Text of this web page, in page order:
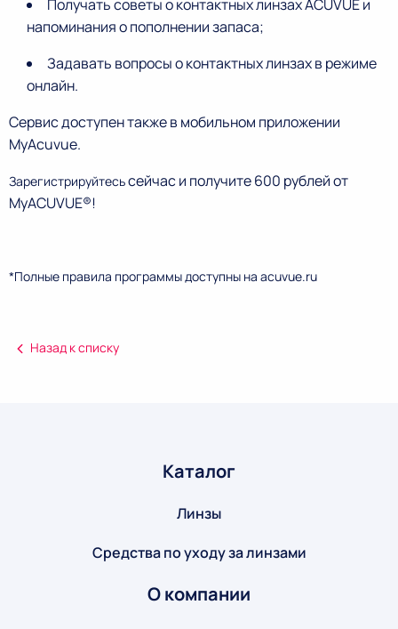
Получать советы о контактных линзах ACUVUE и
напоминания о пополнении запаса;
Задавать вопросы о контактных линзах в режиме
онлайн.
Сервис доступен также в мобильном приложении
MyAcuvue.
Зарегистрируйтесьсейчас и получите 600 рублей от
MyACUVUE®!
*Полные правила программы доступны на acuvue.ru
Назад к списку
Каталог
Линзы
Средства по уходу за линзами
О компании